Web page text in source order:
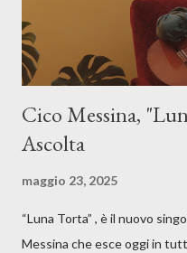
Cico Messina,
Ascolta
maggio 23, 2025
“Luna Torta” , è il nuovo
Messina che esce oggi in